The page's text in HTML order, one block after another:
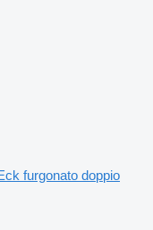
furgonato doppio